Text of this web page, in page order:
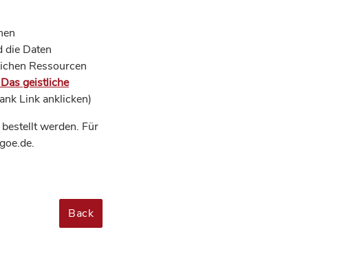
die Daten
Ressourcen
geistliche
Link anklicken)
werden. Für
Back